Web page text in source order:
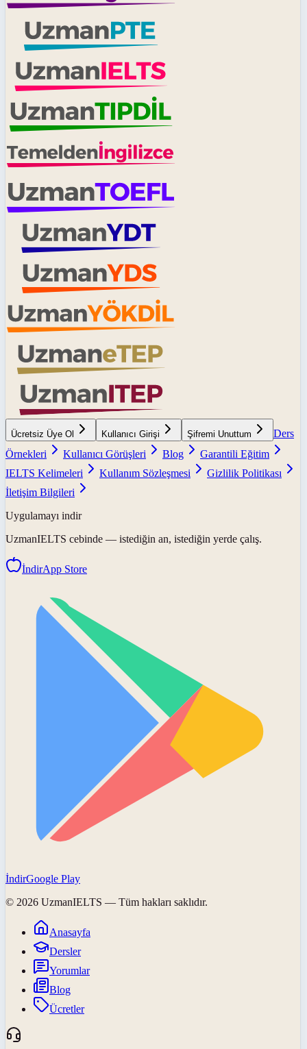
Ücretsiz Üye Ol Kullanıcı Girişi Şifremi Unuttum
Ders
Örnekleri
Kullanıcı Görüşleri Blog
Garantili Eğitim
IELTS Kelimeleri
Kullanım Sözleşmesi
Gizlilik Politikası
İletişim Bilgileri
Uygulamayı indir
UzmanIELTS cebinde — istediğin an, istediğin yerde çalış.
İndirApp Store
İndirGoogle Play
© 2026 UzmanIELTS — Tüm hakları saklıdır.
Anasayfa
Dersler
Yorumlar
Blog
Ücretler